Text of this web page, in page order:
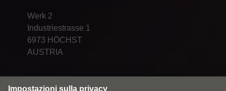
Werk 2
Industriestrasse 1
6973 HÖCHST
AUSTRIA